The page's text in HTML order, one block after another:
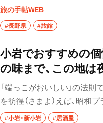
など上質な田舎体験を堪能
山へ。澄んだ空気と涼やか
常を忘れ、贅沢なクールダウ
旅の手帖WEB
#長野県 #旅館
小岩でおすすめの
の味まで、この地は
「端っこがおいしい」の法
を彷徨（さまよ）えば、昭
に。「小岩は濃いわ」を臆せ
#小岩・新小岩 #居酒屋